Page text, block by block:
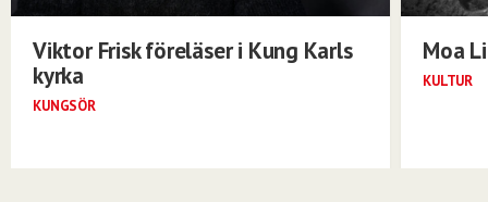
Viktor Frisk föreläser i Kung Karls
kyrka
KUNGSÖR
Moa
KULTUR